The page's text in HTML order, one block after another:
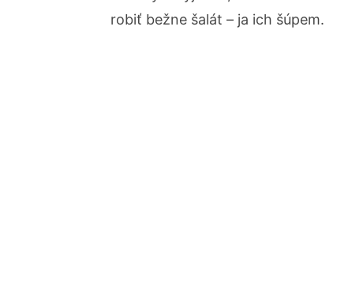
robiť bežne šalát – ja ich šúpem.